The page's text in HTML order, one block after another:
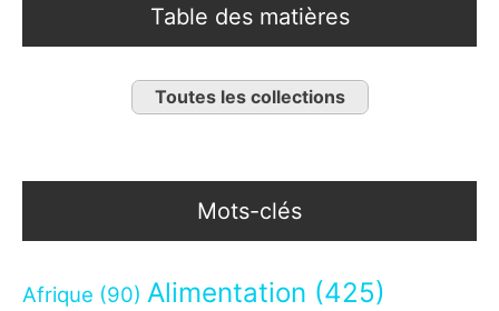
Table des matières
Toutes les collections
Mots-clés
Afrique (90) Alimentation (425)